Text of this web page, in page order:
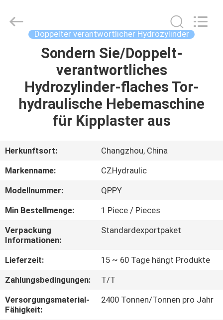
PRODUKTE
ÜBER
WERKSBESICHTIGUNG
QUALITÄTSKONTROLLE
KONTAKT
MIT
UNS
CO.,LTD.
Doppelter verantwortlicher Hydrozylinder
Sondern Sie/Doppelt-
verantwortliches
Hydrozylinder-flaches Tor-
hydraulische Hebemaschine
für Kipplaster aus
Herkunftsort:
Changzhou, China
Markenname:
CZHydraulic
Modellnummer:
QPPY
Min Bestellmenge:
1 Piece / Pieces
Verpackung
Informationen:
Standardexportpaket
Lieferzeit:
15 ~ 60 Tage hängt Produkte
Zahlungsbedingungen:
T/T
Versorgungsmaterial-
Fähigkeit:
2400 Tonnen/Tonnen pro Jahr